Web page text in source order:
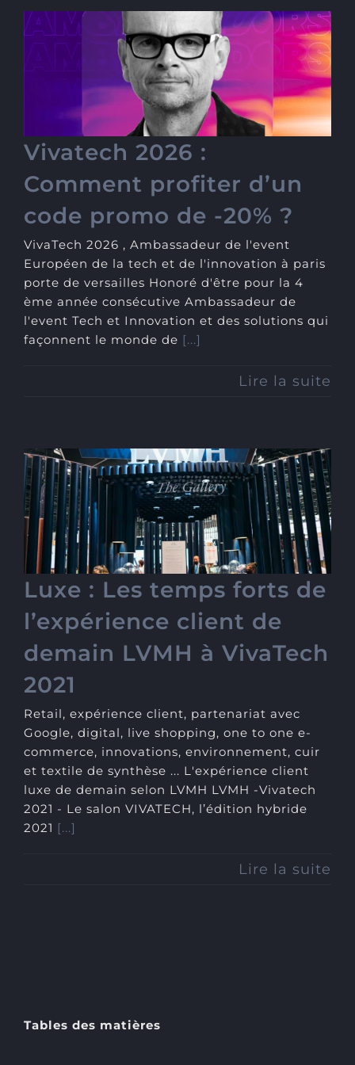
Vivatech 2026 : Comment
profiter d’un code promo
de -20% ?
Vivatech 2026 :
Comment profiter d’un
code promo de -20% ?
VivaTech 2026 , Ambassadeur de l'event
Européen de la tech et de l'innovation à paris
porte de versailles Honoré d'être pour la 4
ème année consécutive Ambassadeur de
l'event Tech et Innovation et des solutions qui
façonnent le monde de [...]
Lire la suite
Luxe : Les temps forts de
l’expérience client de
demain LVMH à VivaTech
2021
Luxe : Les temps forts de
l’expérience client de
demain LVMH à VivaTech
2021
Retail, expérience client, partenariat avec
Google, digital, live shopping, one to one e-
commerce, innovations, environnement, cuir
et textile de synthèse ... L'expérience client
luxe de demain selon LVMH LVMH -Vivatech
2021 - Le salon VIVATECH, l’édition hybride
2021 [...]
Lire la suite
Tables des matières